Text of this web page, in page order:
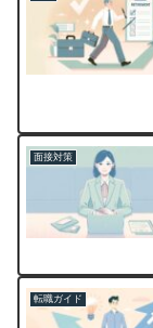
面接対策
転職ガイド